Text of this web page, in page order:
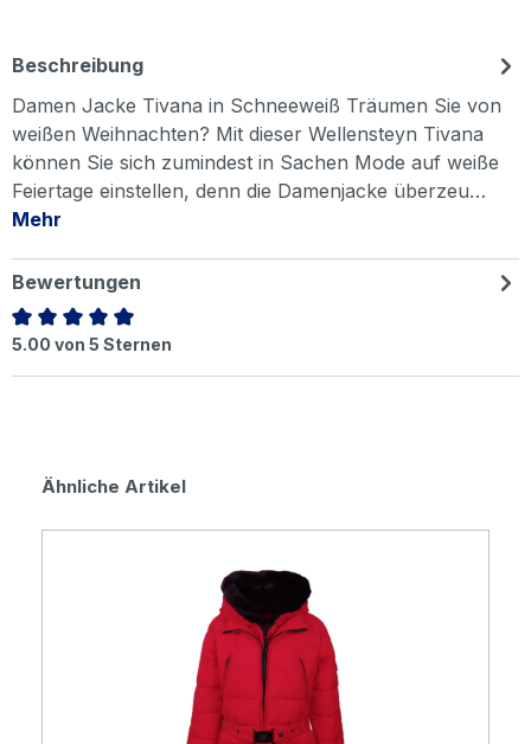
Beschreibung
Damen Jacke Tivana in Schneeweiß Träumen Sie von
weißen Weihnachten? Mit dieser Wellensteyn Tivana
können Sie sich zumindest in Sachen Mode auf weiße
Feiertage einstellen, denn die Damenjacke überzeu…
Mehr
Bewertungen
Durchschnittliche Bewertung von 5 von 5 Sternen
5.00 von 5 Sternen
Produktgalerie überspringen
Ähnliche Artikel